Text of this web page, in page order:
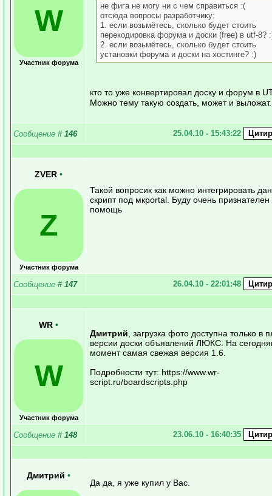
W
Участник форума
не фига не могу ни с чем справиться :(
отсюда вопросы разработчику:
1. если возьмётесь, сколько будет стоить
перекодировка форума и доски (free) в utf-8?
2. если возьмётесь, сколько будет стоить
установки форума и доски на хостинге? :)
кто то уже конвертировал доску и форум в
Можно тему такую создать, может и выложат.
Сообщение # 146 25.04.10 - 15:43:22
ZVER •
Z
Участник форума
Такой вопросик как можно интегрировать
скрипт под мкportal. Буду очень признателен
помощь
Сообщение # 147 26.04.10 - 22:01:48
WR •
W
Участник форума
Дмитрий , загрузка фото доступна только в
версии доски объявлений ЛЮКС. На
момент самая свежая версия 1.6.
Подробности тут: https://www.wr-
script.ru/boardscripts.php
Сообщение # 148 23.06.10 - 16:40:35
Дмитрий •
Да да, я уже купил у Вас.